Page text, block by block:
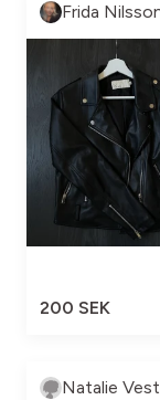
200 SEK
Natalie